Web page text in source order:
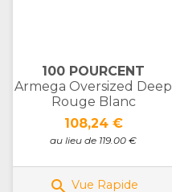
100 POURCENT
Armega Oversized Deep
Rouge Blanc
Prix
108,24 €
au lieu de 119.00 €
 Vue Rapide